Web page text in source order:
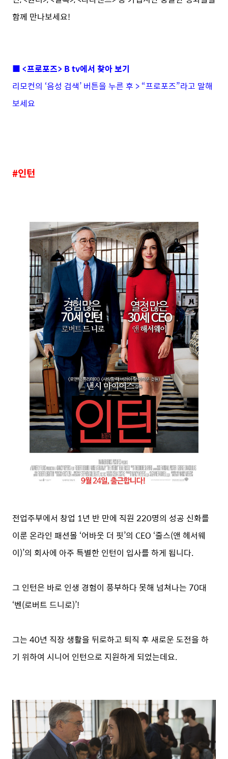
함께 만나보세요!
■ <프로포즈> B tv에서 찾아 보기
리모컨의 ‘음성 검색’ 버튼을 누른 후 > “프로포즈”라고 말해
보세요
#인턴
전업주부에서 창업 1년 반 만에 직원 220명의 성공 신화를
이룬 온라인 패션몰 ‘어바웃 더 핏’의 CEO ‘줄스(앤 헤서웨
이)’의 회사에 아주 특별한 인턴이 입사를 하게 됩니다.
그 인턴은 바로 인생 경험이 풍부하다 못해 넘쳐나는 70대
‘벤(로버트 드니로)’!
그는 40년 직장 생활을 뒤로하고 퇴직 후 새로운 도전을 하
기 위하여 시니어 인턴으로 지원하게 되었는데요.